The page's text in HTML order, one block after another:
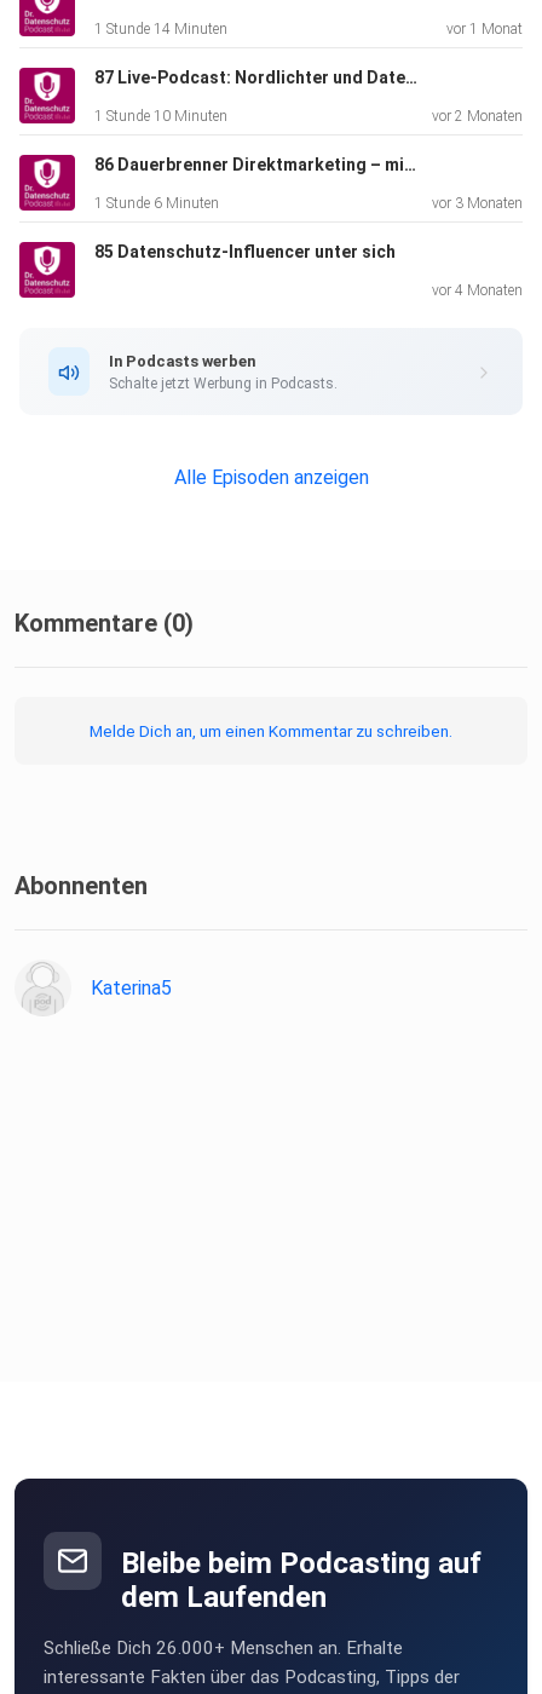
1 Stunde 14 Minuten vor 1 Monat
87 Live-Podcast: Nordlichter und Datenschutz – Was kommt, was bleibt?!
1 Stunde 10 Minuten vor 2 Monaten
86 Dauerbrenner Direktmarketing – mit Dr. Thomas Schwenke
1 Stunde 6 Minuten vor 3 Monaten
85 Datenschutz-Influencer unter sich
vor 4 Monaten
In Podcasts werben
Schalte jetzt Werbung in Podcasts.
Alle Episoden anzeigen
Kommentare (0)
Melde Dich an, um einen Kommentar zu schreiben.
Abonnenten
Katerina5
Bleibe beim Podcasting auf
dem Laufenden
Schließe Dich 26.000+ Menschen an. Erhalte
interessante Fakten über das Podcasting, Tipps der